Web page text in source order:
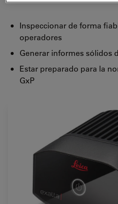
Inspeccionar de forma
operadores
Generar informes sólidos
Estar preparado para la
GxP